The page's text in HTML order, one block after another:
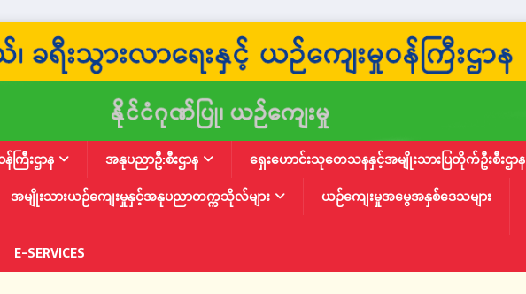
ကြီးဌာန အနုပညာဦ:စီးဌာန
ရှေးဟောင်းသုတေသနနှင့်အမျိုးသားပြတိုက်ဦးစီးဌာန
အမျိုးသားယဉ်ကျေးမှုနှင့်အနုပညာတက္ကသိုလ်များ ယဉ်ကျေးမှုအမွေအနှစ်ဒေသများ
E-SERVICES